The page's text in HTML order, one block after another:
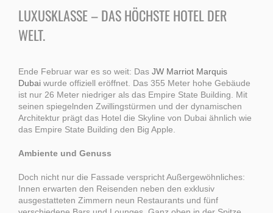
LUXUSKLASSE – DAS HÖCHSTE HOTEL DER
WELT.
Ende Februar war es so weit: Das JW Marriot Marquis
Dubai wurde offiziell eröffnet. Das 355 Meter hohe Gebäude
ist nur 26 Meter niedriger als das Empire State Building. Mit
seinen spiegelnden Zwillingstürmen und der dynamischen
Architektur prägt das Hotel die Skyline von Dubai ähnlich wie
das Empire State Building den Big Apple.
Ambiente und Genuss
Doch nicht nur die Fassade verspricht Außergewöhnliches:
Innen erwarten den Reisenden neben den exklusiv
ausgestatteten Zimmern neun Restaurants und fünf